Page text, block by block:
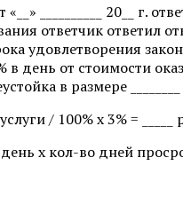
«__» __________ 20__ г.
ответчик ответил
удовлетворения
в день от стоимости
в размере
/ 100% х 3% = _____
х кол-во дней